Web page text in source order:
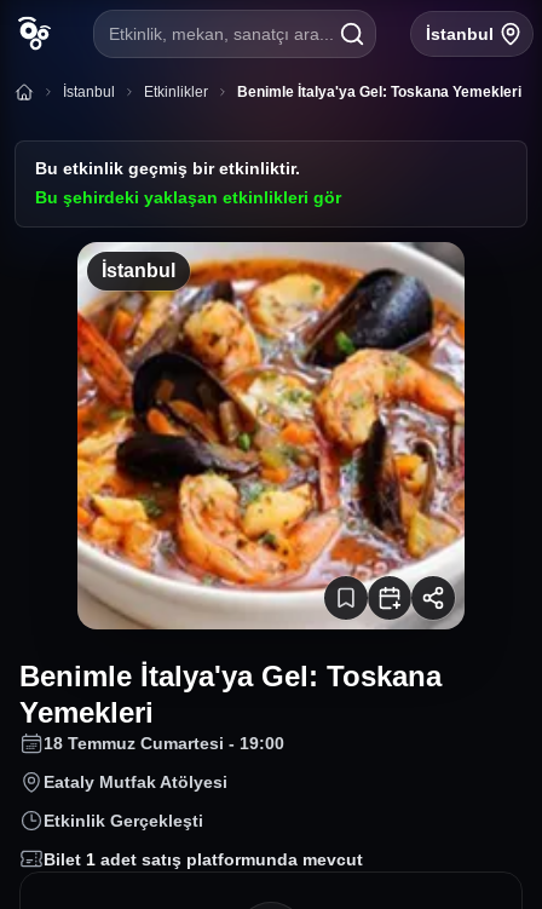
Etkinlik, mekan, sanatçı ara... İstanbul
İstanbul Etkinlikler Benimle İtalya'ya Gel: Toskana Yemekleri
Bu etkinlik geçmiş bir etkinliktir.
Bu şehirdeki yaklaşan etkinlikleri gör
İstanbul
Benimle İtalya'ya Gel: Toskana
Yemekleri
18 Temmuz Cumartesi - 19:00
Eataly Mutfak Atölyesi
Etkinlik Gerçekleşti
Bilet 1 adet satış platformunda mevcut